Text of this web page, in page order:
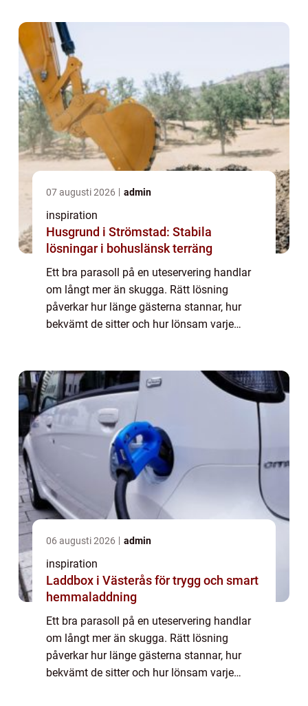
07 augusti 2026 admin
inspiration
Husgrund i Strömstad: Stabila
lösningar i bohuslänsk terräng
Ett bra parasoll på en uteservering handlar
om långt mer än skugga. Rätt lösning
påverkar hur länge gästerna stannar, hur
bekvämt de sitter och hur lönsam varje
06 augusti 2026 admin
inspiration
Laddbox i Västerås för trygg och smart
hemmaladdning
Ett bra parasoll på en uteservering handlar
om långt mer än skugga. Rätt lösning
påverkar hur länge gästerna stannar, hur
bekvämt de sitter och hur lönsam varje